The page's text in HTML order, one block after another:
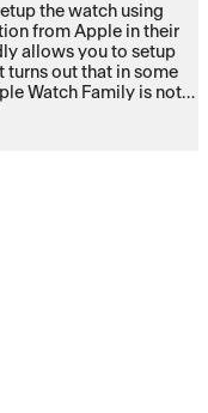
the watch using
from Apple in their
allows you to setup
turns out that in some
Watch Family is not
We contacted apple,